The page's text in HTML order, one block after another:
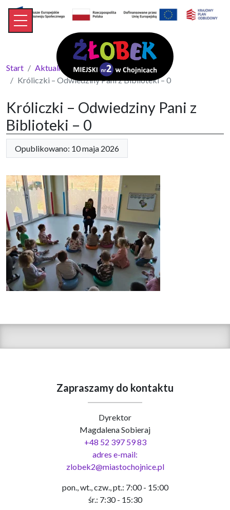
Start
Aktualności
Króliczki – Odwiedziny Pani z Biblioteki – 0
Króliczki – Odwiedziny Pani z
Biblioteki – 0
Opublikowano: 10 maja 2026
Zapraszamy do kontaktu
Dyrektor
Magdalena Sobieraj
+48 52 397 59 83
adres e-mail:
zlobek2@miastochojnice.pl
pon., wt., czw., pt.: 7:00 - 15:00
śr.: 7:30 - 15:30